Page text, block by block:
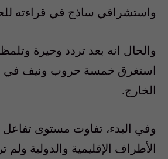
واستشراقي ساذج في قراءته
والحال انه بعد تردد وحيرة
استغرق خمسة حروب ونيف في
الخارج.
وفي البدء، تفاوت مستوى تفاعل
الأطراف الإقليمية والدولية ولم